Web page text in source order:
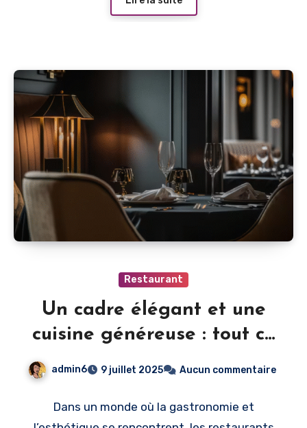
Restaurant
Un cadre élégant et une
cuisine généreuse : tout ce
qu’il faut pour se régaler
admin6 9 juillet 2025 Aucun commentaire
Dans un monde où la gastronomie et